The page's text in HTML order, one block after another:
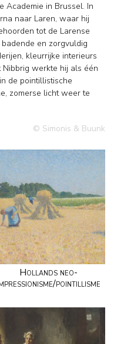
Academie in Brussel. In
naar Laren, waar hij
tot de Larense
en zorgvuldig
kleurrijke interieurs
Nibbrig werkte hij als één
de pointillistische
zomerse licht weer te
© Simonis & Buunk
Hollands neo-
pointillisme